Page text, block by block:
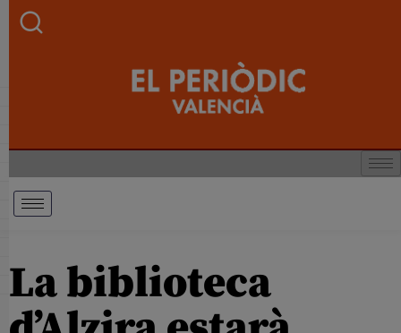
La biblioteca